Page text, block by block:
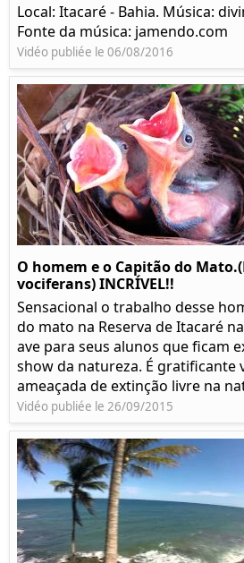
Local: Itacaré - Bahia. Música:
Fonte da música: jamendo.com
Vidéo publiée le 06/08/2016
O homem e o Capitão do
vociferans) INCRÍVEL!!
Sensacional o trabalho desse
do mato na Reserva de Itacaré
ave para seus alunos que ficam
show da natureza. É gratificante
ameaçada de extinção livre na
Vidéo publiée le 26/09/2015